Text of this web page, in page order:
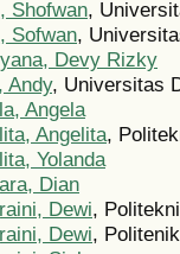
Shofwan,
Sofwan,
Devy Rizky
Andy, Universitas
Angela
Angelita,
Yolanda
Dian
Dewi,
Dewi,